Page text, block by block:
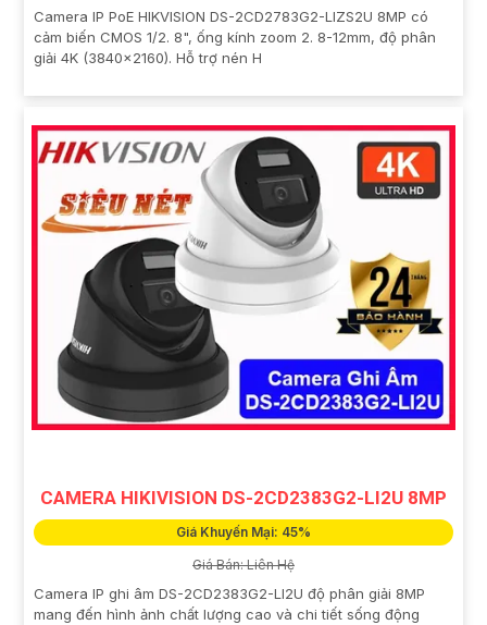
Camera IP PoE HIKVISION DS-2CD2783G2-LIZS2U 8MP có
cảm biến CMOS 1/2. 8", ống kính zoom 2. 8-12mm, độ phân
giải 4K (3840×2160). Hỗ trợ nén H
CAMERA HIKIVISION DS-2CD2383G2-LI2U 8MP
Giá Khuyến Mại: 45%
Giá Bán: Liên Hệ
Camera IP ghi âm DS-2CD2383G2-LI2U độ phân giải 8MP
mang đến hình ảnh chất lượng cao và chi tiết sống động